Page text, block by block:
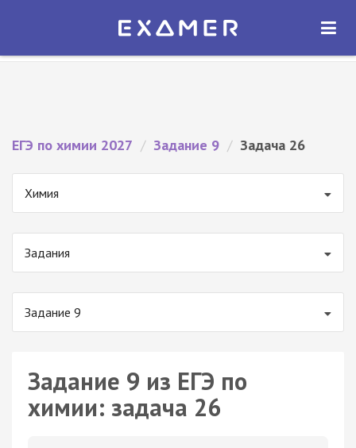
Экзамер — ЕГЭ 2027
ОТКРЫТЬ
ЕГЭ по химии 2027 / Задание 9 / Задача 26
Химия
Задания
Задание 9
Задание 9 из ЕГЭ по
химии: задача 26